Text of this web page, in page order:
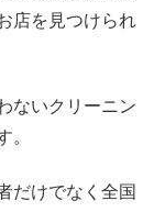
店を見つけられ
ないクリーニン
。
だけでなく全国